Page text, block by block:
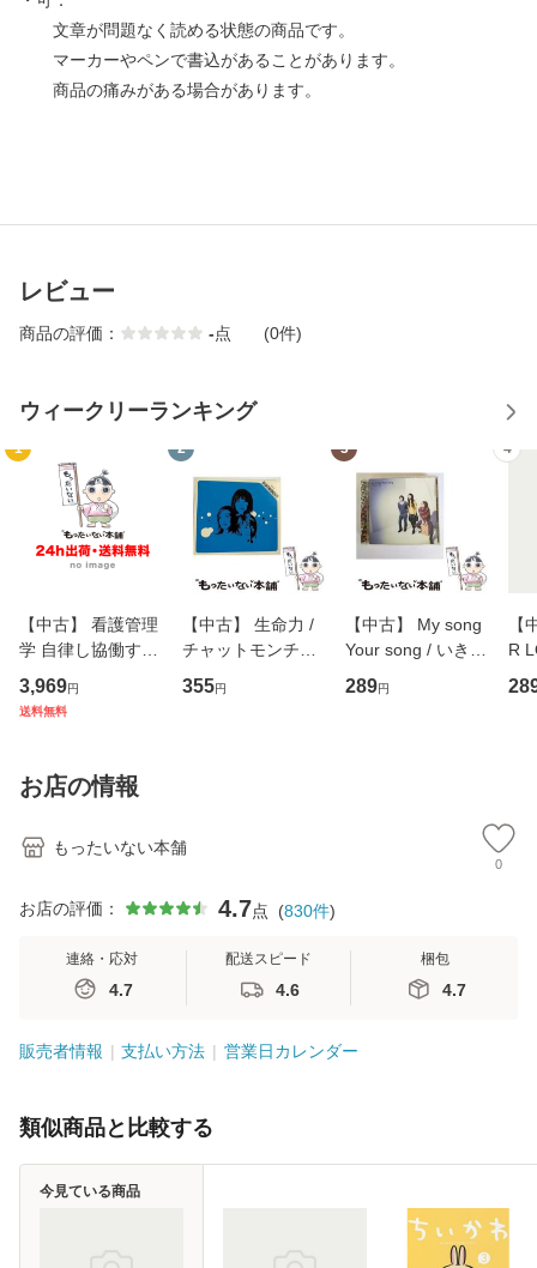
文章が問題なく読める状態の商品です。
マーカーやペンで書込があることがあります。
商品の痛みがある場合があります。
レビュー
商品の評価： -点 (0件)
ウィークリーランキング
1
【中古】 看護管理
学 自律し協働する
専門職の看護マネ
ジメントスキル 改
恵 藤本幸三 / 南江
堂 [単行
3,969円
送料無料
2
【中古】 生命力 /
チャットモンチー /
キューンレコード
[CD]【メール便送
355円
3
【中古】 My song
Your song / いきも
のがかり / [CD]
【メール便送料無
289円
4
【
R
産
お店の情報
もったいない本舗
0
お店の評価： 4.7点 (830件)
連絡・応対
4.7
配送スピード
4.6
梱包
4.7
販売者情報 支払い方法 営業日カレンダー
類似商品と比較する
今見ている商品